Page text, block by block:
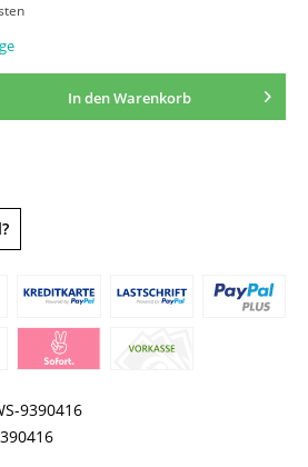
In denWarenkorb
9390416